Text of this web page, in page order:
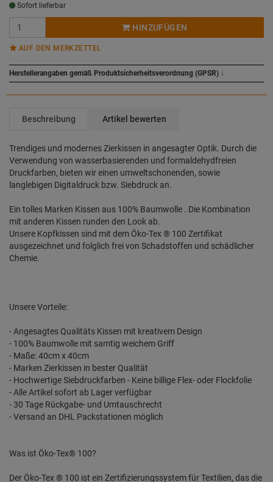
Sofort lieferbar
HINZUFÜGEN
AUF DEN MERKZETTEL
Herstellerangaben gemäß Produktsicherheitsverordnung (GPSR) ↓
Beschreibung Artikel bewerten
Trendiges und modernes Zierkissen in angesagter Optik. Durch die
Verwendung von wasserbasierenden und formaldehydfreien
Druckfarben, bieten wir einen umweltschonenden, sowie
langlebigen Digitaldruck bzw. Siebdruck an.
Ein tolles Marken Kissen aus 100% Baumwolle . Die Kombination
mit anderen Kissen runden den Look ab.
Unsere Kopfkissen sind mit dem Öko-Tex ® 100 Zertifikat
ausgezeichnet und folglich frei von Schadstoffen und schädlicher
Chemie.
Unsere Vorteile:
- Angesagtes Qualitäts Kissen mit kreativem Design
- 100% Baumwolle mit samtig weichem Griff
- Maße: 40cm x 40cm
- Marken Zierkissen in bester Qualität
- Hochwertige Siebdruckfarben - Keine billige Flex- oder Flockfolie
- Alle Artikel sofort ab Lager verfügbar
- 30 Tage Rückgabe- und Umtauschrecht
- Versand an DHL Packstationen möglich
Was ist Öko-Tex® 100?
Der Öko-Tex ® 100 ist ein Zertifizierungssystem für Textilien, das die